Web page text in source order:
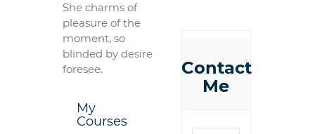
She charms of
pleasure of the
moment, so
blinded by desire
foresee.
My
Courses
Contact
Me